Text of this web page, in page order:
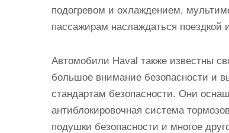
подогревом и охлаждением,
пассажирам наслаждаться
Автомобили Haval также известны
большое внимание безопасности и
стандартам безопасности. Они
антиблокировочная система
подушки безопасности и многое